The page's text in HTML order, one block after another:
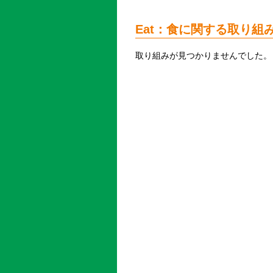
Eat：食に関する取り組
取り組みが見つかりませんでした。